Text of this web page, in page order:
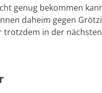
genug bekommen
daheim gegen
trotzdem in der